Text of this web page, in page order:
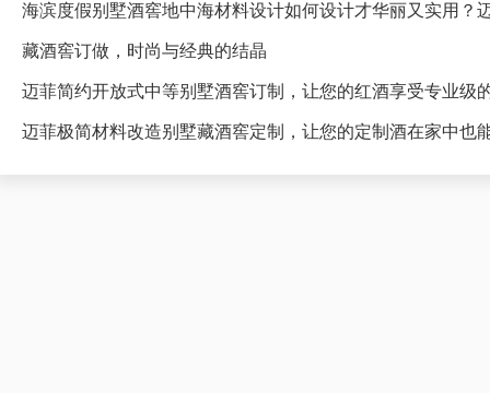
海滨度假别墅酒窖地中海材料设计如何设计才华丽又实用？
藏酒窖订做，时尚与经典的结晶
迈菲简约开放式中等别墅酒窖订制，让您的红酒享受专业级
迈菲极简材料改造别墅藏酒窖定制，让您的定制酒在家中也